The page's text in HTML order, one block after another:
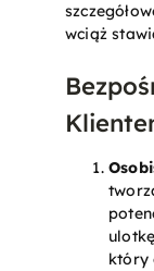
wciąż
który